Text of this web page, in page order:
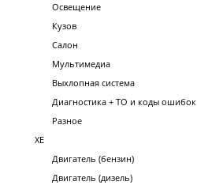
Освещение
Кузов
Салон
Мультимедиа
Выхлопная система
Диагностика + ТО и коды ошибок
Разное
XE
Двигатель (бензин)
Двигатель (дизель)